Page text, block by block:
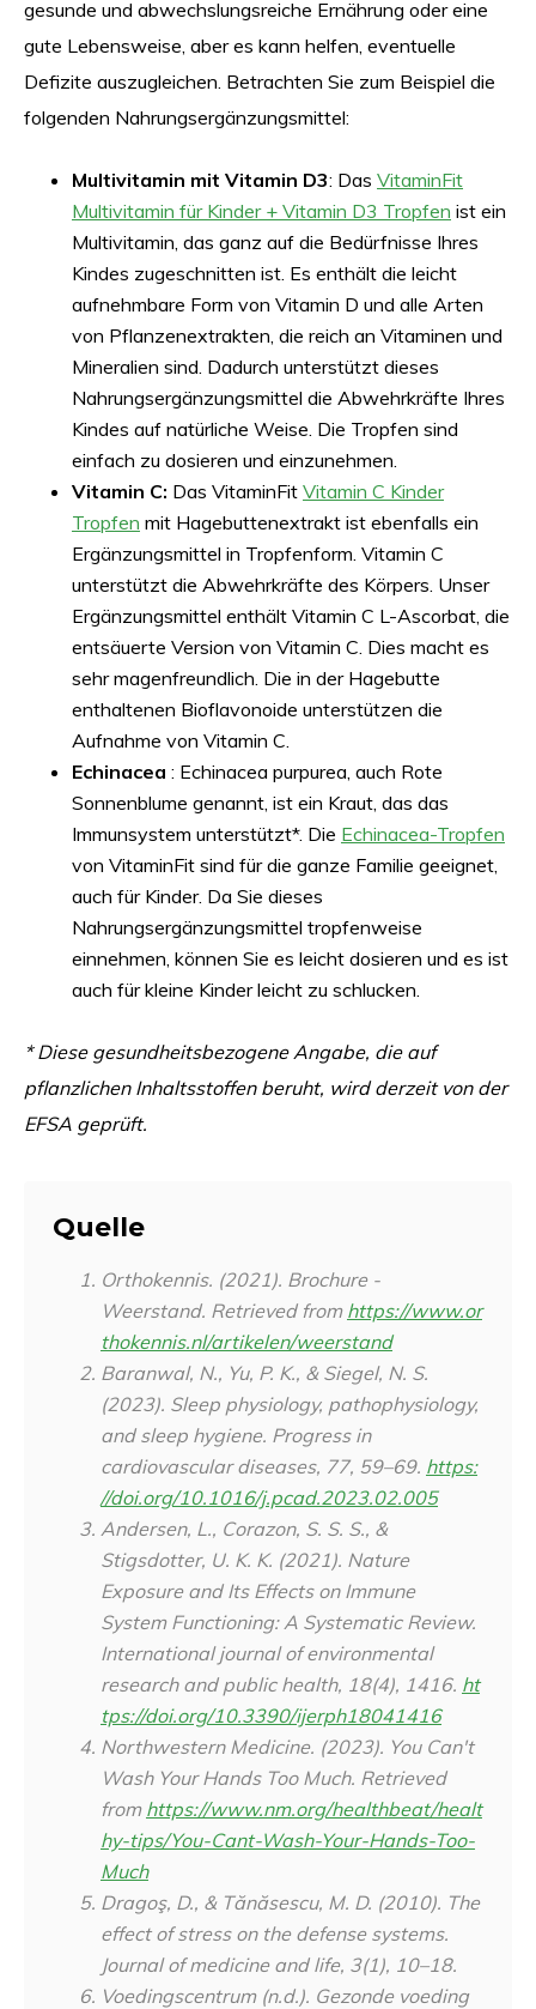
gesunde und abwechslungsreiche Ernährung oder eine
gute Lebensweise, aber es kann helfen, eventuelle
Defizite auszugleichen. Betrachten Sie zum Beispiel die
folgenden Nahrungsergänzungsmittel:
Multivitamin mit Vitamin D3: Das VitaminFit
Multivitamin für Kinder + Vitamin D3 Tropfen ist ein
Multivitamin, das ganz auf die Bedürfnisse Ihres
Kindes zugeschnitten ist. Es enthält die leicht
aufnehmbare Form von Vitamin D und alle Arten
von Pflanzenextrakten, die reich an Vitaminen und
Mineralien sind. Dadurch unterstützt dieses
Nahrungsergänzungsmittel die Abwehrkräfte Ihres
Kindes auf natürliche Weise. Die Tropfen sind
einfach zu dosieren und einzunehmen.
Vitamin C: Das VitaminFit Vitamin C Kinder
Tropfen mit Hagebuttenextrakt ist ebenfalls ein
Ergänzungsmittel in Tropfenform. Vitamin C
unterstützt die Abwehrkräfte des Körpers. Unser
Ergänzungsmittel enthält Vitamin C L-Ascorbat, die
entsäuerte Version von Vitamin C. Dies macht es
sehr magenfreundlich. Die in der Hagebutte
enthaltenen Bioflavonoide unterstützen die
Aufnahme von Vitamin C.
Echinacea : Echinacea purpurea, auch Rote
Sonnenblume genannt, ist ein Kraut, das das
Immunsystem unterstützt*. Die Echinacea-Tropfen
von VitaminFit sind für die ganze Familie geeignet,
auch für Kinder. Da Sie dieses
Nahrungsergänzungsmittel tropfenweise
einnehmen, können Sie es leicht dosieren und es ist
auch für kleine Kinder leicht zu schlucken.
* Diese gesundheitsbezogene Angabe, die auf
pflanzlichen Inhaltsstoffen beruht, wird derzeit von der
EFSA geprüft.
Quelle
Orthokennis. (2021). Brochure -
Weerstand. Retrieved from https://www.or
thokennis.nl/artikelen/weerstand​​
Baranwal, N., Yu, P. K., & Siegel, N. S.
(2023). Sleep physiology, pathophysiology,
and sleep hygiene. Progress in
cardiovascular diseases, 77, 59–69. https:
//doi.org/10.1016/j.pcad.2023.02.005
Andersen, L., Corazon, S. S. S., &
Stigsdotter, U. K. K. (2021). Nature
Exposure and Its Effects on Immune
System Functioning: A Systematic Review.
International journal of environmental
research and public health, 18(4), 1416. ht
tps://doi.org/10.3390/ijerph18041416
Northwestern Medicine. (2023). You Can't
Wash Your Hands Too Much. Retrieved
from https://www.nm.org/healthbeat/healt
hy-tips/You-Cant-Wash-Your-Hands-Too-
Much
Dragoş, D., & Tănăsescu, M. D. (2010). The
effect of stress on the defense systems.
Journal of medicine and life, 3(1), 10–18.
Voedingscentrum (n.d.). Gezonde voeding